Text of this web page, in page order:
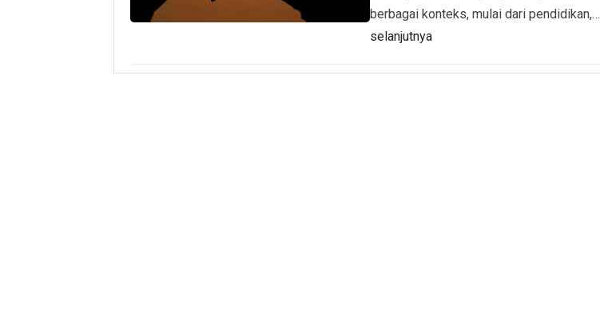
berbagai konteks, mulai dari pendidikan,…
selanjutnya